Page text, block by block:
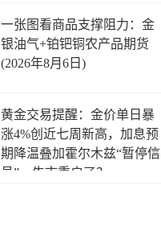
一张图看商品支撑阻力：金
银油气+铂钯铜农产品期货
(2026年8月6日)
黄金交易提醒：金价单日暴
涨4%创近七周新高，加息预
期降温叠加霍尔木兹“暂停信
号”，牛市重启了？